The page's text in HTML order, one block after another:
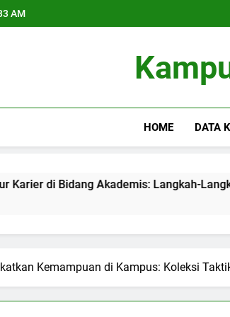
AM
HOME DATA
Menyusun Jalur Karier di Bidang Akademis: Langkah-Langkah
Kemampuan di Kampus: Koleksi